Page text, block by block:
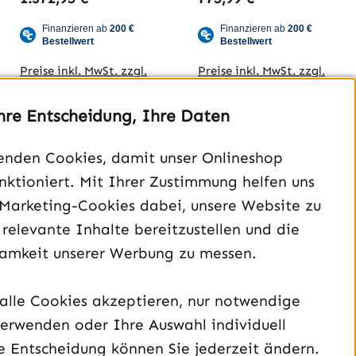
V3
Preise inkl. MwSt. zzgl.
Jetzt konfigurieren
1K Edition
Preise inkl. MwSt. zzgl.
Entscheidung, Ihre Daten
Cookies, damit unser Onlineshop
Mit Ihrer Zustimmung helfen uns
Cookies dabei, unsere Website zu
relevante Inhalte bereitzustellen und die
unserer Werbung zu messen.
Cookies akzeptieren, nur notwendige
oder Ihre Auswahl individuell
Entscheidung können Sie jederzeit ändern.